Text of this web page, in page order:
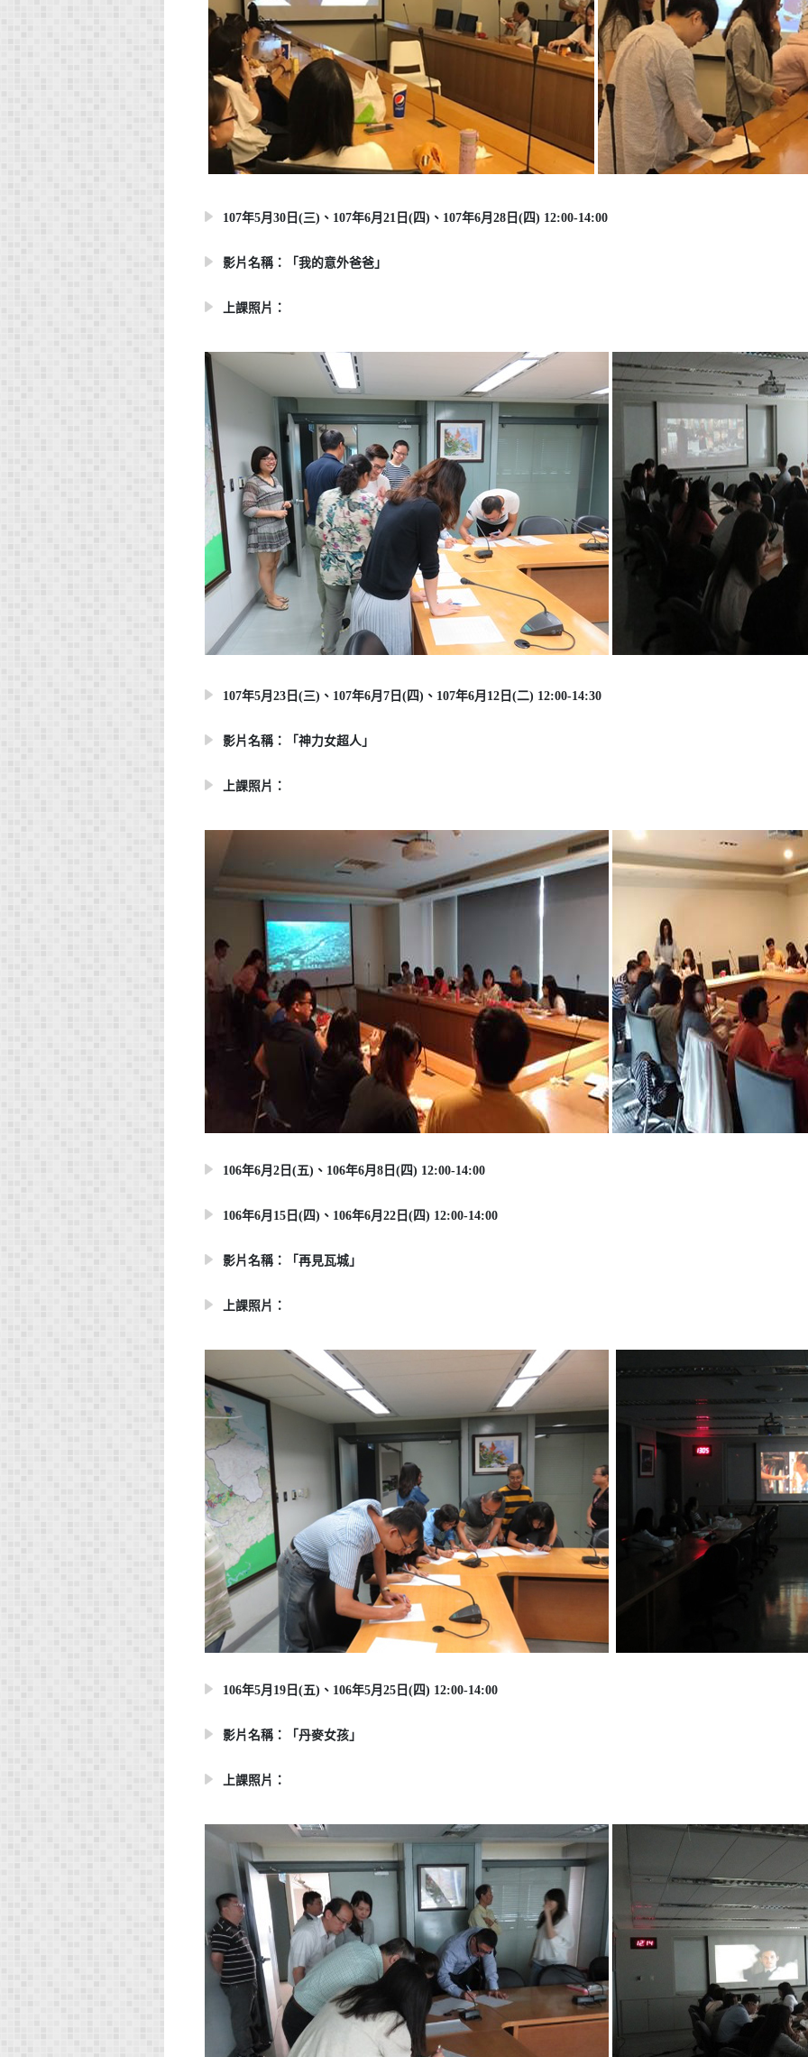
107年5月30日(三)、107年6月21日(四)、107年6月28日(四) 12:00-14:00
影片名稱：「我的意外爸爸」
上課照片：
107年5月23日(三)、107年6月7日(四)、107年6月12日(二) 12:00-14:30
影片名稱：「神力女超人」
上課照片：
106年6月2日(五)、106年6月8日(四) 12:00-14:00
106年6月15日(四)、106年6月22日(四) 12:00-14:00
影片名稱：「再見瓦城」
上課照片：
106年5月19日(五)、106年5月25日(四) 12:00-14:00
影片名稱：「丹麥女孩」
上課照片：